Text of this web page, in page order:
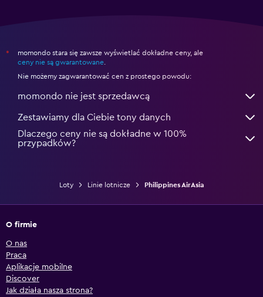
*
momondo stara się zawsze wyświetlać dokładne ceny, ale
ceny nie są gwarantowane
Nie możemy zagwarantować cen z prostego powodu:
momondo nie jest sprzedawcą
Zestawiamy dla Ciebie tony danych
Dlaczego ceny nie są dokładne w 100%
przypadków?
Loty Linie lotnicze Philippines AirAsia
O firmie
O nas
Praca
Aplikacje mobilne
Discover
Jak działa nasza strona?